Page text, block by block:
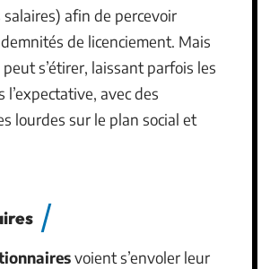
afin de percevoir
de licenciement. Mais
s’étirer, laissant parfois les
l’expectative, avec des
lourdes sur le plan social et
voient s’envoler leur